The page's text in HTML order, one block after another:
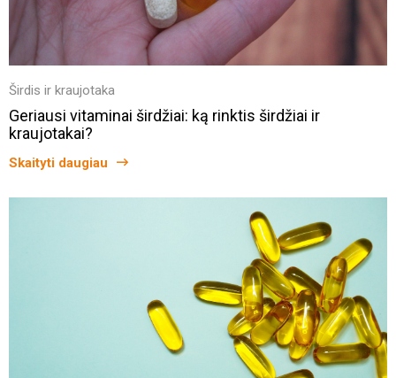
Širdis ir kraujotaka
Geriausi vitaminai širdžiai: ką rinktis širdžiai ir
kraujotakai?
Skaityti daugiau